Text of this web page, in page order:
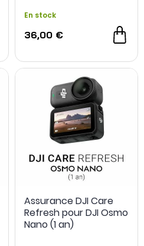
En stock
36,00 €
Assurance DJI Care
Refresh pour DJI Osmo
Nano (1 an)